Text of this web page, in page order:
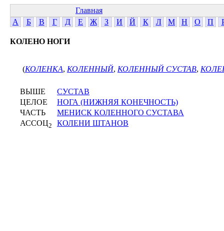
Главная
А
Б В Г Д Е Ж З И Й К Л М Н О П
КОЛЕНО НОГИ
(КОЛЕНКА, КОЛЕННЫЙ, КОЛЕННЫЙ СУСТАВ,
ВЫШЕ
СУСТАВ
ЦЕЛОЕ
НОГА (НИЖНЯЯ КОНЕЧНОСТЬ)
ЧАСТЬ
МЕНИСК КОЛЕННОГО СУСТАВА
АССОЦ2 КОЛЕНИ ШТАНОВ